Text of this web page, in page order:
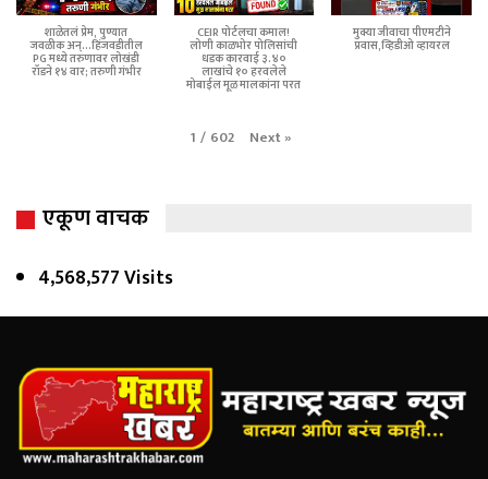
शाळेतलं प्रेम, पुण्यात
जवळीक अन्...हिंजवडीतील
PG मध्ये तरुणावर लोखंडी
रॉडने १४ वार; तरुणी गंभीर
CEIR पोर्टलचा कमाल!
लोणी काळभोर पोलिसांची
धडक कारवाई ३.४०
लाखांचे १० हरवलेले
मोबाईल मूळ मालकांना परत
मुक्या जीवाचा पीएमटीने
प्रवास,व्हिडीओ व्हायरल
1 / 602 Next»
एकूण वाचक
4,568,577 Visits